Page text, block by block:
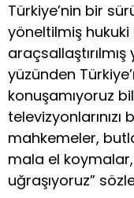
Türkiye’nin bir
yöneltilmiş
araçsallaştırılmış
yüzünden
konuşamıyoruz
televizyonlarınızı
mahkemeler,
mala el
uğraşıyoruz”